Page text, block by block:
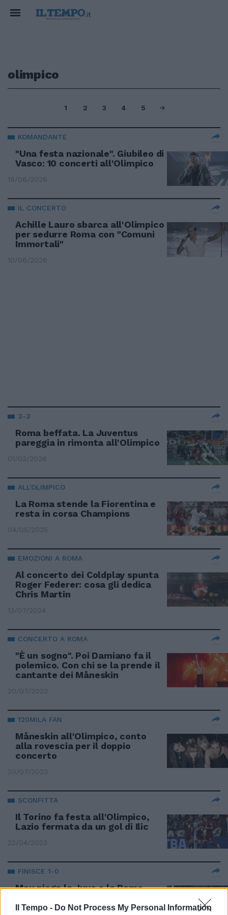
Il Tempo - Do Not Process My Personal Information
olimpico
1 2 3 4 5
KOMANDANTE
"Una festa nazionale". Giubileo di
Vasco: 10 concerti all'Olimpico
19/06/2026
IL CONCERTO
Achille Lauro sbarca all'Olimpico
per sedurre Roma con "Comuni
Immortali"
10/06/2026
3-3
Roma beffata. La Juventus
pareggia in rimonta all'Olimpico
01/03/2026
ALL'OLIMPICO
La Roma stende la Fiorentina e
resta in corsa Champions
04/05/2025
EMOZIONI A ROMA
Al concerto dei Coldplay spunta
Roger Federer: cosa gli dedica
Chris Martin
13/07/2024
CONCERTO A ROMA
"È un sogno". Poi Damiano fa il
polemico. Con chi se la prende il
cantante dei Måneskin
20/07/2023
120MILA FAN
Måneskin all'Olimpico, conto
alla rovescia per il doppio
concerto
20/07/2023
SCONFITTA
Il Torino fa festa all'Olimpico,
Lazio fermata da un gol di Ilic
22/04/2023
FINISCE 1-0
Mou piega la Juve e la Roma